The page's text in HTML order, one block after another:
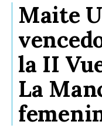
Maite
la II
La